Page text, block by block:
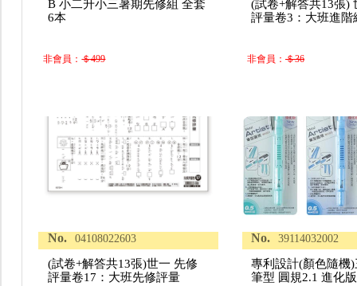
B 小二升小三暑期先修組 全套
6本
非會員：＄499
(試卷+解答共13張)
評量卷3：大班進階
非會員： ＄36
No. 04108022603
(試卷+解答共13張)世一 先修
評量卷17：大班先修評量
No. 39114032002
專利設計(顏色隨機
筆型 圓規2.1 進化